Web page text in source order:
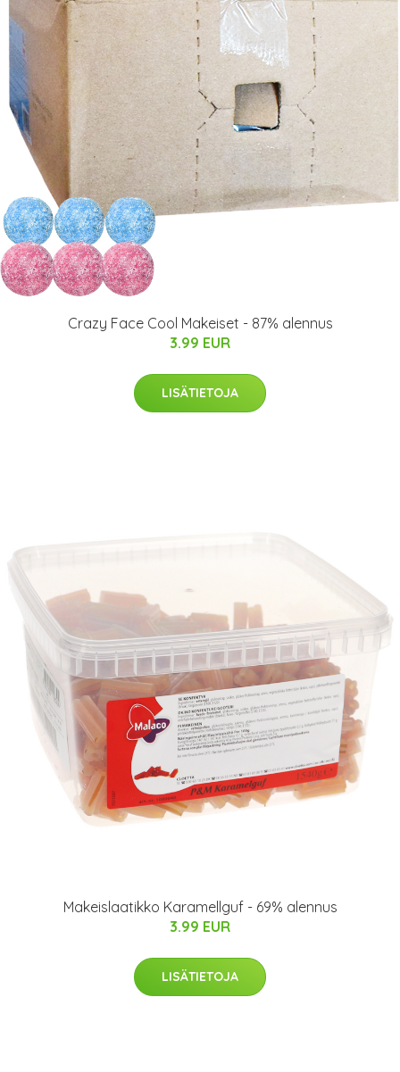
Crazy Face Cool Makeiset - 87% alennus
3.99 EUR
LISÄTIETOJA
Makeislaatikko Karamellguf - 69% alennus
3.99 EUR
LISÄTIETOJA